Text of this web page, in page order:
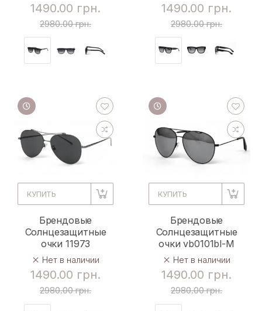
1490.00 грн.
2980.00 грн.
1490.00 грн.
2980.00 грн.
КУПИТЬ
Брендовые
Солнцезащитные
очки 11973
Нет в наличии
1490.00 грн.
2980.00 грн.
КУПИТЬ
Брендовые
Солнцезащитные
очки vb0101bl-M
Нет в наличии
1490.00 грн.
2980.00 грн.